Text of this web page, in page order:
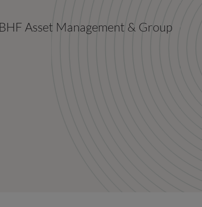
Asset Management & Group